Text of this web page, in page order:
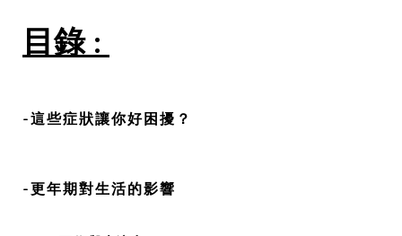
目錄 :
-這些症狀讓你好困擾？
-更年期對生活的影響